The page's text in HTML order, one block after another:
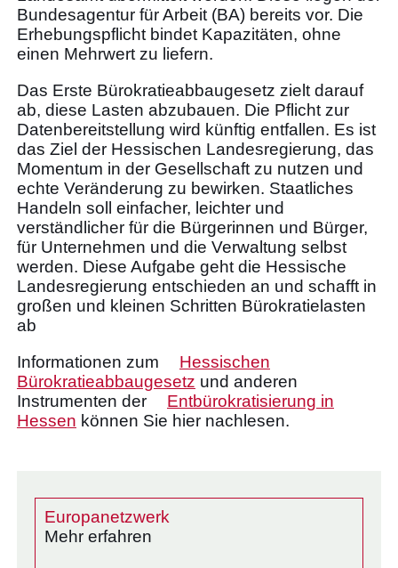
Bundesagentur für Arbeit (BA) bereits vor. Die
Erhebungspflicht bindet Kapazitäten, ohne
einen Mehrwert zu liefern.
Das Erste Bürokratieabbaugesetz zielt darauf
ab, diese Lasten abzubauen. Die Pflicht zur
Datenbereitstellung wird künftig entfallen. Es ist
das Ziel der Hessischen Landesregierung, das
Momentum in der Gesellschaft zu nutzen und
echte Veränderung zu bewirken. Staatliches
Handeln soll einfacher, leichter und
verständlicher für die Bürgerinnen und Bürger,
für Unternehmen und die Verwaltung selbst
werden. Diese Aufgabe geht die Hessische
Landesregierung entschieden an und schafft in
großen und kleinen Schritten Bürokratielasten
ab
Informationen zum
Hessischen
Bürokratieabbaugesetz und anderen
Instrumenten der
Entbürokratisierung in
Hessen können Sie hier nachlesen.
Europanetzwerk
Mehr erfahren